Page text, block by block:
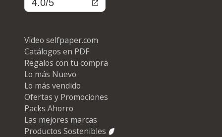
4.0/5
Video selfpaper.com
Catálogos en PDF
Regalos con tu compra
Lo más Nuevo
Lo más vendido
Ofertas y Promociones
Packs Ahorro
Las mejores marcas
Productos Sostenibles